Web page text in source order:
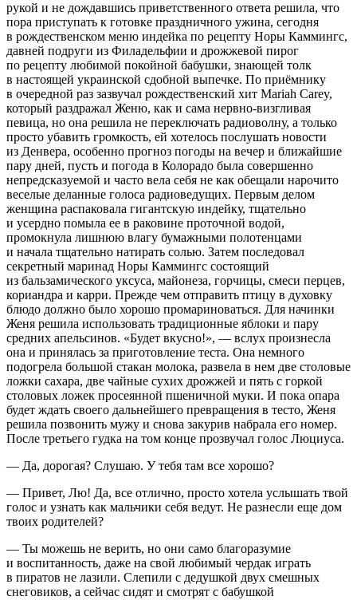
рукой и не дождавшись приветственного ответа решила, что
пора приступать к готовке праздничного ужина, сегодня
в рождественском меню индейка по рецепту Норы Каммингс,
давней подруги из Филадельфии и дрожжевой пирог
по рецепту любимой покойной бабушки, знающей толк
в настоящей украинской сдобной выпечке. По приёмнику
в очередной раз зазвучал рождественский хит Mariah Carey,
который раздражал Женю, как и сама нервно-визгливая
певица, но она решила не переключать радиоволну, а только
просто убавить громкость, ей хотелось послушать новости
из Денвера, особенно прогноз погоды на вечер и ближайшие
пару дней, пусть и погода в Колорадо была совершенно
непредсказуемой и часто вела себя не как обещали нарочито
веселые деланные голоса радиоведущих. Первым делом
женщина распаковала гигантскую индейку, тщательно
и усердно помыла ее в раковине проточной водой,
промокнула лишнюю влагу бумажными полотенцами
и начала тщательно натирать солью. Затем последовал
секретный маринад Норы Каммингс состоящий
из бальзамического уксуса, майонеза, горчицы, смеси перцев,
кориандра и карри. Прежде чем отправить птицу в духовку
блюдо должно было хорошо промариноваться. Для начинки
Женя решила использовать традиционные яблоки и пару
средних апельсинов. «Будет вкусно!», — вслух произнесла
она и принялась за приготовление теста. Она немного
подогрела большой стакан молока, развела в нем две столовые
ложки сахара, две чайные сухих дрожжей и пять с горкой
столовых ложек просеянной пшеничной муки. И пока опара
будет ждать своего дальнейшего превращения в тесто, Женя
решила позвонить мужу и снова закурив набрала его номер.
После третьего гудка на том конце прозвучал голос Люциуса.
— Да, дорогая? Слушаю. У тебя там все хорошо?
— Привет, Лю! Да, все отлично, просто хотела услышать твой
голос и узнать как мальчики себя ведут. Не разнесли еще дом
твоих родителей?
— Ты можешь не верить, но они само благоразумие
и воспитанность, даже на свой любимый чердак играть
в пиратов не лазили. Слепили с дедушкой двух смешных
снеговиков, а сейчас сидят и смотрят с бабушкой